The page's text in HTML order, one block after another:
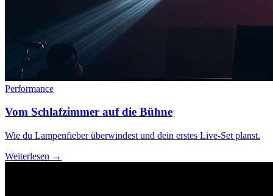
Performance
Vom Schlafzimmer auf die Bühne
Wie du Lampenfieber überwindest und dein erstes Live-Set planst.
Weiterlesen →